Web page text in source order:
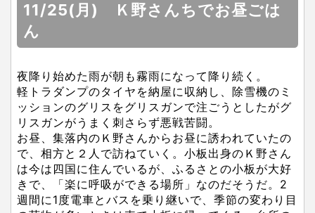
11/25(月) Ｋ野さんちでお昼ごは
ん
夜降り始めた雨が朝も霧雨になって降り続く。
軽トラダンプのタイヤを納屋に収納し、除雪機のミ
ッションのグリスをグリスガンで注ごうとしたがグ
リスガンがうまく刺さらず悪戦苦闘。
お昼、集落内のＫ野さんからお昼に誘われていたの
で、相方と２人で訪ねていく。小板出身のＫ野さん
は今は四国に住んでいるが、ふるさとの小板が大好
きで、「楽に呼吸ができる場所」なのだそうだ。2
週間に1度電車とバスを乗り継いで、季節の変わり目